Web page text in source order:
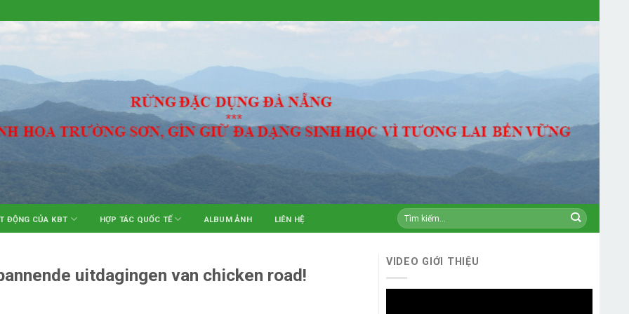
ĐỘNG CỦA KBT HỢP TÁC QUỐC TẾ ALBUM ẢNH LIÊN HỆ
uitdagingen van chicken road!
VIDEO GIỚI THIỆU